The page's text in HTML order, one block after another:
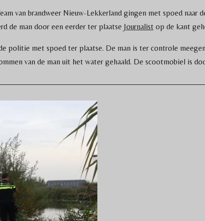
van brandweer Nieuw-Lekkerland gingen met spoed
de man door een eerder ter plaatse Journalist op de kant
politie met spoed ter plaatse. De man is ter controle
van de man uit het water gehaald. De scootmobiel is